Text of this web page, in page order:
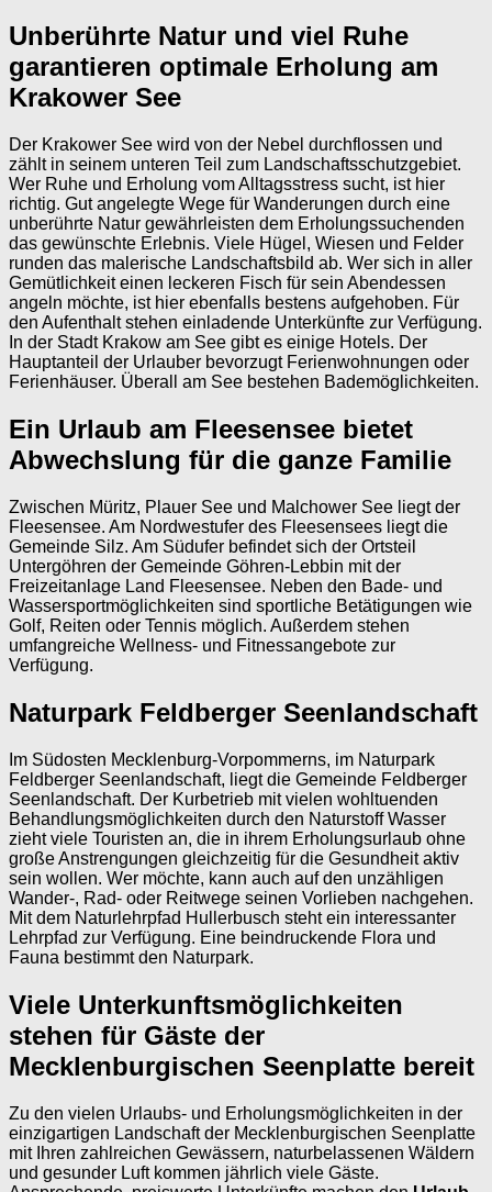
Unberührte Natur und viel Ruhe
garantieren optimale Erholung am
Krakower See
Der Krakower See wird von der Nebel durchflossen und
zählt in seinem unteren Teil zum Landschaftsschutzgebiet.
Wer Ruhe und Erholung vom Alltagsstress sucht, ist hier
richtig. Gut angelegte Wege für Wanderungen durch eine
unberührte Natur gewährleisten dem Erholungssuchenden
das gewünschte Erlebnis. Viele Hügel, Wiesen und Felder
runden das malerische Landschaftsbild ab. Wer sich in aller
Gemütlichkeit einen leckeren Fisch für sein Abendessen
angeln möchte, ist hier ebenfalls bestens aufgehoben. Für
den Aufenthalt stehen einladende Unterkünfte zur Verfügung.
In der Stadt Krakow am See gibt es einige Hotels. Der
Hauptanteil der Urlauber bevorzugt Ferienwohnungen oder
Ferienhäuser. Überall am See bestehen Bademöglichkeiten.
Ein Urlaub am Fleesensee bietet
Abwechslung für die ganze Familie
Zwischen Müritz, Plauer See und Malchower See liegt der
Fleesensee. Am Nordwestufer des Fleesensees liegt die
Gemeinde Silz. Am Südufer befindet sich der Ortsteil
Untergöhren der Gemeinde Göhren-Lebbin mit der
Freizeitanlage Land Fleesensee. Neben den Bade- und
Wassersportmöglichkeiten sind sportliche Betätigungen wie
Golf, Reiten oder Tennis möglich. Außerdem stehen
umfangreiche Wellness- und Fitnessangebote zur
Verfügung.
Naturpark Feldberger Seenlandschaft
Im Südosten Mecklenburg-Vorpommerns, im Naturpark
Feldberger Seenlandschaft, liegt die Gemeinde Feldberger
Seenlandschaft. Der Kurbetrieb mit vielen wohltuenden
Behandlungsmöglichkeiten durch den Naturstoff Wasser
zieht viele Touristen an, die in ihrem Erholungsurlaub ohne
große Anstrengungen gleichzeitig für die Gesundheit aktiv
sein wollen. Wer möchte, kann auch auf den unzähligen
Wander-, Rad- oder Reitwege seinen Vorlieben nachgehen.
Mit dem Naturlehrpfad Hullerbusch steht ein interessanter
Lehrpfad zur Verfügung. Eine beindruckende Flora und
Fauna bestimmt den Naturpark.
Viele Unterkunftsmöglichkeiten
stehen für Gäste der
Mecklenburgischen Seenplatte bereit
Zu den vielen Urlaubs- und Erholungsmöglichkeiten in der
einzigartigen Landschaft der Mecklenburgischen Seenplatte
mit Ihren zahlreichen Gewässern, naturbelassenen Wäldern
und gesunder Luft kommen jährlich viele Gäste.